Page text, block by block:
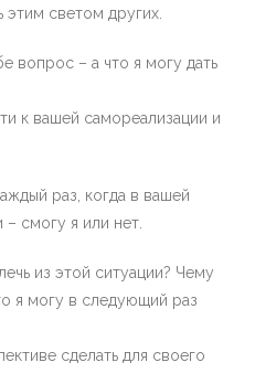
этим светом других.
вопрос – а что я могу дать
к вашей самореализации и
раз, когда в вашей
смогу я или нет.
из этой ситуации? Чему
я могу в следующий раз
сделать для своего